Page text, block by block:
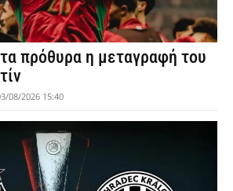
πρόθυρα η μεταγραφή του
08/2026 15:40